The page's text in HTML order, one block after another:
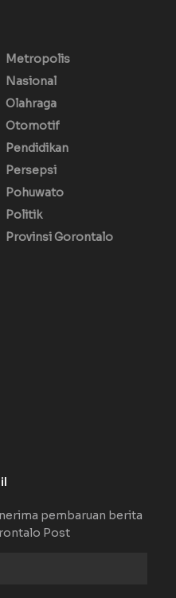
Metropolis
Nasional
Olahraga
Otomotif
Pendidikan
Persepsi
Pohuwato
Politik
Provinsi Gorontalo
pembaruan berita
Post